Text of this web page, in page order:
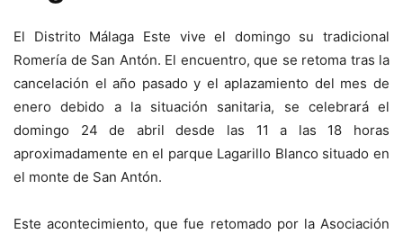
El Distrito Málaga Este vive el domingo su tradicional
Romería de San Antón. El encuentro, que se retoma tras la
cancelación el año pasado y el aplazamiento del mes de
enero debido a la situación sanitaria, se celebrará el
domingo 24 de abril desde las 11 a las 18 horas
aproximadamente en el parque Lagarillo Blanco situado en
el monte de San Antón.
Este acontecimiento, que fue retomado por la Asociación